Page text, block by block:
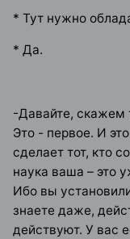
* Тут нужно
* Да.
-Давайте, скажем
Это - первое. И
сделает тот, кто
наука ваша – это
Ибо вы
знаете даже,
действуют. У вас